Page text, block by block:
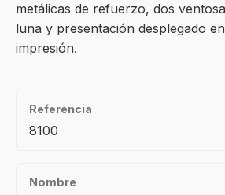
metálicas de refuerzo, dos
luna y presentación desplegado
impresión.
Referencia
8100
Nombre